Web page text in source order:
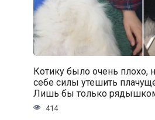
Котику было очень плохо,
себе силы утешить
Лишь бы только
414